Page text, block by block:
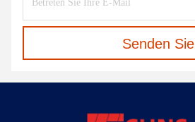
Senden Sie